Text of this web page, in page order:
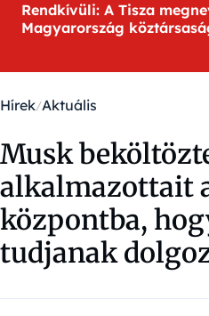
Rendkívüli: A Tisza
Magyarország
Hírek Aktuális
Musk
alkalmazottait
központba,
tudjanak